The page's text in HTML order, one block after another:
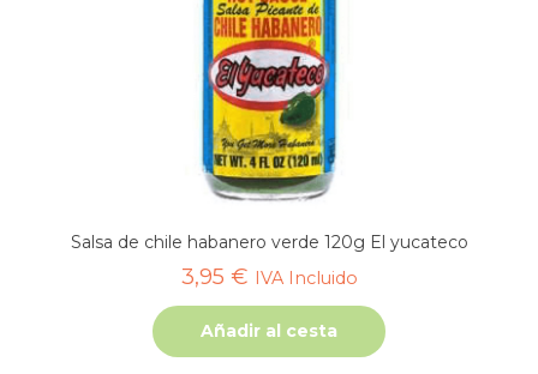
Salsa de chile habanero verde 120g El yucateco
3,95 € IVA Incluido
Añadir al cesta